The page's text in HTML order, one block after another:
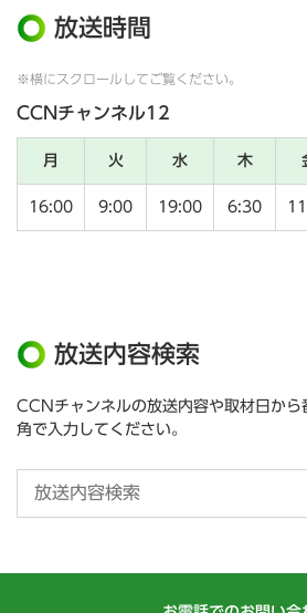
放送時間
※横にスクロールしてご覧ください。
CCNチャンネル12
月 火 水 木
16:00 9:00 19:00 6:30
放送内容検索
CCNチャンネルの放送内容や取材日から
角で入力してください。